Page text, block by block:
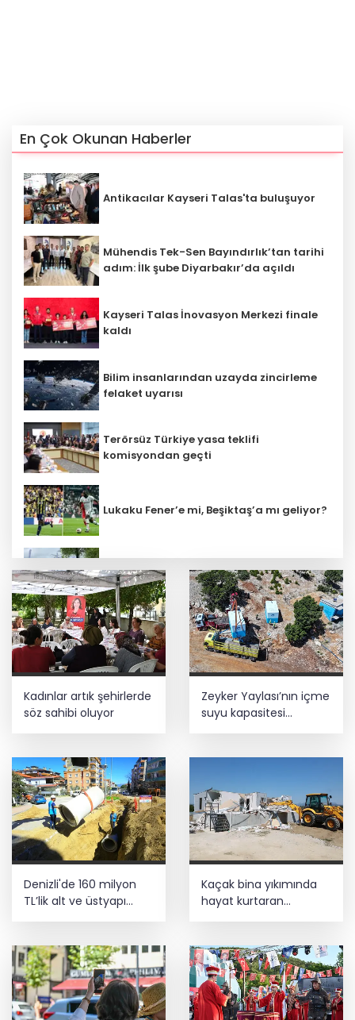
En Çok Okunan Haberler
Antikacılar Kayseri Talas'ta buluşuyor
Mühendis Tek-Sen Bayındırlık’tan tarihi
adım: İlk şube Diyarbakır’da açıldı
Kayseri Talas İnovasyon Merkezi finale
kaldı
Bilim insanlarından uzayda zincirleme
felaket uyarısı
Terörsüz Türkiye yasa teklifi
komisyondan geçti
Lukaku Fener’e mi, Beşiktaş’a mı geliyor?
sığmaz
İş Bankası Grubu üst yönetiminde görev
değişimi
İbrahim Burkay seçimlerde açık ara
önde! Dev lansmanda neler oldu?
döndü
Kadınlar artık şehirlerde
söz sahibi oluyor
Zeyker Yaylası’nın içme
suyu kapasitesi
güçlendirildi
Denizli'de 160 milyon
TL’lik alt ve üstyapı
Kaçak bina yıkımında
hayat kurtaran